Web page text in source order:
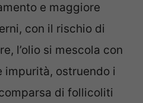
e maggiore
con il rischio di
l’olio si mescola con
impurità, ostruendo i
di follicoliti